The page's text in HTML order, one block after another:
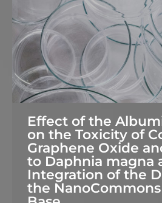
Effect of the
on the Toxicity of
Graphene Oxide
to Daphnia magna
Integration of the
the